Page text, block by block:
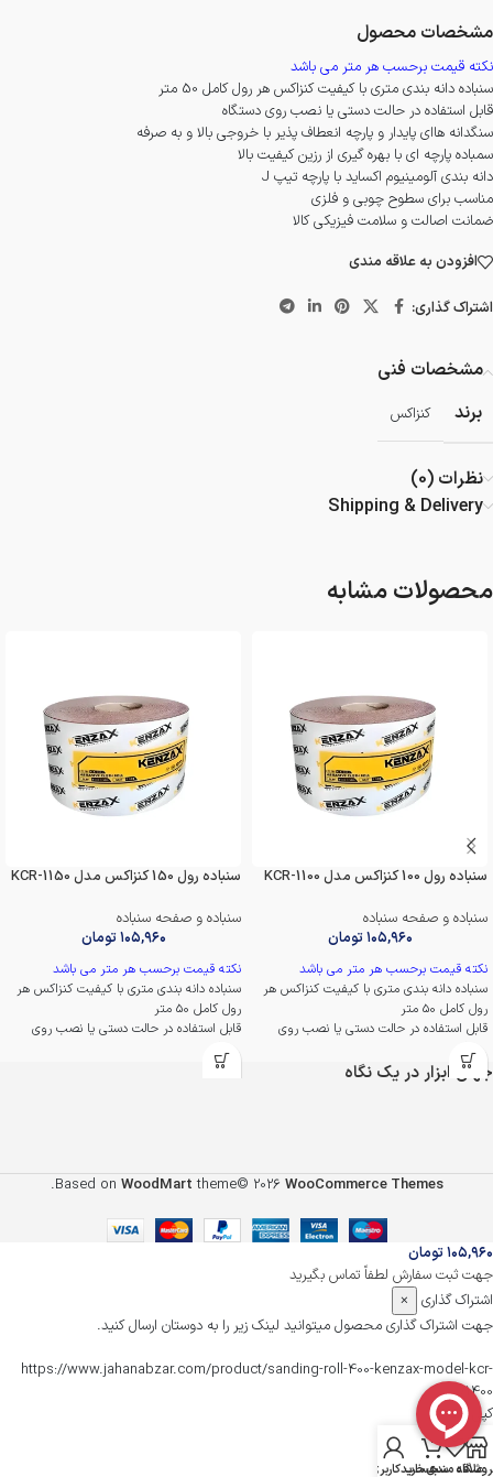
مشخصات محصول
نکته قیمت برحسب هر متر می باشد
سنباده دانه بندی متری با کیفیت کنزاکس هر رول کامل 50 متر
قابل استفاده در حالت دستی یا نصب روی دستگاه
سنگدانه هاای پایدار و پارچه انعطاف پذیر با خروجی بالا و به صرفه
سمباده پارچه ای با بهره گیری از رزین کیفیت بالا
دانه بندی آلومینیوم اکساید با پارچه تیپ J
مناسب برای سطوح چوبی و فلزی
ضمانت اصالت و سلامت فیزیکی کالا
افزودن به علاقه مندی
اشتراک گذاری:
مشخصات فنی
برند
کنزاکس
نظرات (0)
Shipping & Delivery
محصولات مشابه
سنباده رول 100 کنزاکس مدل KCR-1100
سنباده و صفحه سنباده
۱۰۵,۹۶۰تومان
نکته قیمت برحسب هر متر می باشد
سنباده دانه بندی متری با کیفیت کنزاکس هر
رول کامل 50 متر
قابل استفاده در حالت دستی یا نصب روی
دستگاه
سنگدانه هاای پایدار و پارچه انعطاف پذیر با
خروجی بالا و به صرفه
ضمانت اصالت و سلامت فیزیکی کالا
سنباده رول 150 کنزاکس مدل KCR-1150
سنباده و صفحه سنباده
۱۰۵,۹۶۰تومان
نکته قیمت برحسب هر متر می باشد
سنباده دانه بندی متری با کیفیت کنزاکس هر
رول کامل 50 متر
قابل استفاده در حالت دستی یا نصب روی
دستگاه
سنگدانه هاای پایدار و پارچه انعطاف پذیر با
ضمانت اصالت و سلامت فیزیکی کالا
جهان ابزار در یک نگاه
Based on WoodMart theme© 2026 WooCommerce Themes
.
علاقه مندیسبد خرید
حساب کاربری من
۱۰۵,۹۶۰تومان
جهت ثبت سفارش لطفاً تماس بگیرید
اشتراک گذاری
×
جهت اشتراک گذاری محصول میتوانید لینک زیر را به دوستان ارسال کنید.
https://www.jahanabzar.com/product/sanding-roll-400-kenzax-model-kcr-
1400/
کپی شد